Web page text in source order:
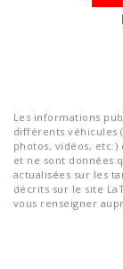
Les informations
différents véhicules
photos, vidéos,
et ne sont données
actualisées sur les
décrits sur le site
vous renseigner